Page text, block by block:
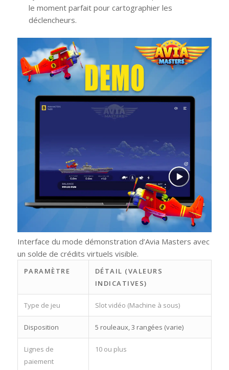
le moment parfait pour cartographier les
déclencheurs.
Interface du mode démonstration d’Avia Masters avec
un solde de crédits virtuels visible.
PARAMÈTRE
DÉTAIL (VALEURS
INDICATIVES)
Type de jeu Slot vidéo (Machine à sous)
Disposition 5 rouleaux, 3 rangées (varie)
Lignes de
paiement
10 ou plus